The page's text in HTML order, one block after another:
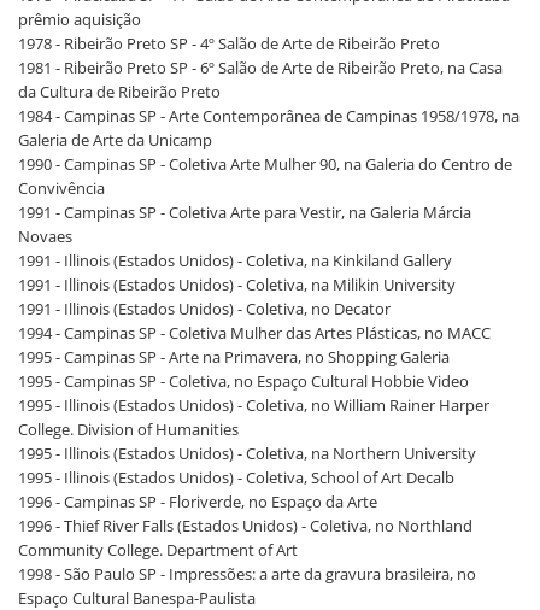
prêmio aquisição
1978 - Ribeirão Preto SP - 4º Salão de Arte de Ribeirão Preto
1981 - Ribeirão Preto SP - 6º Salão de Arte de Ribeirão Preto, na Casa
da Cultura de Ribeirão Preto
1984 - Campinas SP - Arte Contemporânea de Campinas 1958/1978, na
Galeria de Arte da Unicamp
1990 - Campinas SP - Coletiva Arte Mulher 90, na Galeria do Centro de
Convivência
1991 - Campinas SP - Coletiva Arte para Vestir, na Galeria Márcia
Novaes
1991 - Illinois (Estados Unidos) - Coletiva, na Kinkiland Gallery
1991 - Illinois (Estados Unidos) - Coletiva, na Milikin University
1991 - Illinois (Estados Unidos) - Coletiva, no Decator
1994 - Campinas SP - Coletiva Mulher das Artes Plásticas, no MACC
1995 - Campinas SP - Arte na Primavera, no Shopping Galeria
1995 - Campinas SP - Coletiva, no Espaço Cultural Hobbie Video
1995 - Illinois (Estados Unidos) - Coletiva, no William Rainer Harper
College. Division of Humanities
1995 - Illinois (Estados Unidos) - Coletiva, na Northern University
1995 - Illinois (Estados Unidos) - Coletiva, School of Art Decalb
1996 - Campinas SP - Floriverde, no Espaço da Arte
1996 - Thief River Falls (Estados Unidos) - Coletiva, no Northland
Community College. Department of Art
1998 - São Paulo SP - Impressões: a arte da gravura brasileira, no
Espaço Cultural Banespa-Paulista